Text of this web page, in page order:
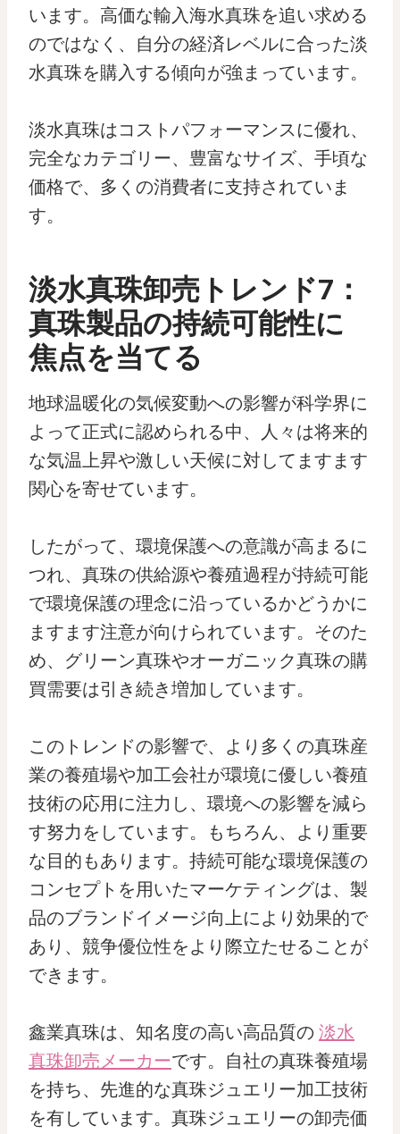
います。高価な輸入海水真珠を追い求める
のではなく、自分の経済レベルに合った淡
水真珠を購入する傾向が強まっています。
淡水真珠はコストパフォーマンスに優れ、
完全なカテゴリー、豊富なサイズ、手頃な
価格で、多くの消費者に支持されていま
す。
淡水真珠卸売トレンド7：
真珠製品の持続可能性に
焦点を当てる
地球温暖化の気候変動への影響が科学界に
よって正式に認められる中、人々は将来的
な気温上昇や激しい天候に対してますます
関心を寄せています。
したがって、環境保護への意識が高まるに
つれ、真珠の供給源や養殖過程が持続可能
で環境保護の理念に沿っているかどうかに
ますます注意が向けられています。そのた
め、グリーン真珠やオーガニック真珠の購
買需要は引き続き増加しています。
このトレンドの影響で、より多くの真珠産
業の養殖場や加工会社が環境に優しい養殖
技術の応用に注力し、環境への影響を減ら
す努力をしています。もちろん、より重要
な目的もあります。持続可能な環境保護の
コンセプトを用いたマーケティングは、製
品のブランドイメージ向上により効果的で
あり、競争優位性をより際立たせることが
できます。
鑫業真珠は、知名度の高い高品質の 淡水
真珠卸売メーカーです。自社の真珠養殖場
を持ち、先進的な真珠ジュエリー加工技術
を有しています。真珠ジュエリーの卸売価